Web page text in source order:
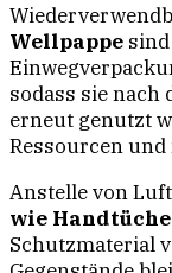
Wellpappe
sodass sie nach
erneut genutzt
Ressourcen
Anstelle von
wie
Schutzmaterial